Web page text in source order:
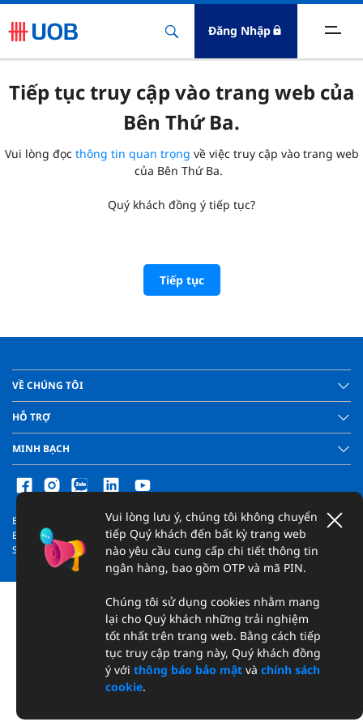
Đăng Nhập
Tiếp tục truy cập vào trang web của
Bên Thứ Ba.
Vui lòng đọc thông tin quan trọng về việc truy cập vào trang web
của Bên Thứ Ba.
Quý khách đồng ý tiếp tục?
Tiếp tục
Vui lòng lưu ý, chúng tôi không chuyển
tiếp Quý khách đến bất kỳ trang web
nào yêu cầu cung cấp chi tiết thông tin
ngân hàng, bao gồm OTP và mã PIN.
Chúng tôi sử dụng cookies nhằm mang
lại cho Quý khách những trải nghiệm
tốt nhất trên trang web. Bằng cách tiếp
tục truy cập trang này, Quý khách đồng
ý với thông báo bảo mật và chính sách
cookie.
VỀ CHÚNG TÔI
HỖ TRỢ
MINH BẠCH
Bản quyền thuộc về Ngân hàng TNHH một thành viên United Overseas
Bank (Việt Nam) © 2026
Số đăng ký 0314922220. Tất cả các quyền được bảo hộ.